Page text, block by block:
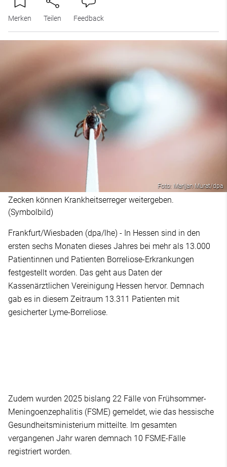
Merken Teilen Feedback
Foto: Marijan Murat/dpa
Zecken können Krankheitserreger weitergeben.
(Symbolbild)
Frankfurt/Wiesbaden (dpa/lhe) - In Hessen sind in den
ersten sechs Monaten dieses Jahres bei mehr als 13.000
Patientinnen und Patienten Borreliose-Erkrankungen
festgestellt worden. Das geht aus Daten der
Kassenärztlichen Vereinigung Hessen hervor. Demnach
gab es in diesem Zeitraum 13.311 Patienten mit
gesicherter Lyme-Borreliose.
Zudem wurden 2025 bislang 22 Fälle von Frühsommer-
Meningoenzephalitis (FSME) gemeldet, wie das hessische
Gesundheitsministerium mitteilte. Im gesamten
vergangenen Jahr waren demnach 10 FSME-Fälle
registriert worden.